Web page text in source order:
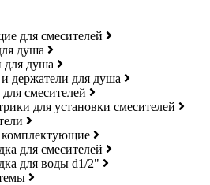
для смесителей
душа
душа
держатели для душа
смесителей
для установки смесителей
для смесителей
для воды d1/2"